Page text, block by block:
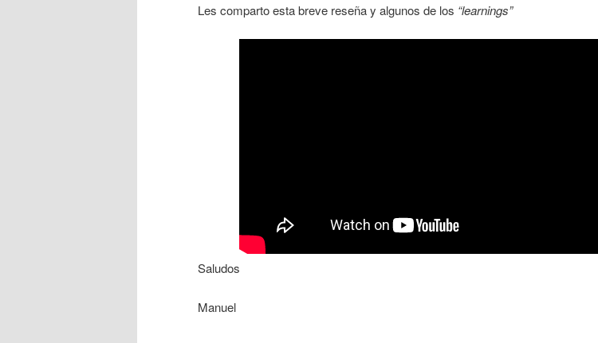
Les comparto esta breve reseña y algunos de los “learnings”
Saludos
Manuel